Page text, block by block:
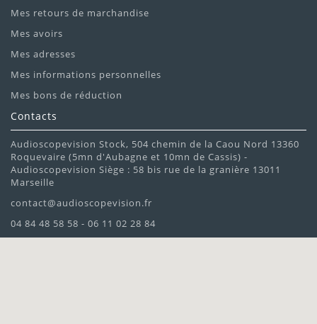
Mes retours de marchandise
Mes avoirs
Mes adresses
Mes informations personnelles
Mes bons de réduction
Contacts
Audioscopevision Stock, 504 chemin de la Caou Nord 13360
Roquevaire (5mn d'Aubagne et 10mn de Cassis) -
Audioscopevision Siège : 58 bis rue de la granière 13011
Marseille
contact@audioscopevision.fr
04 84 48 58 58 - 06 11 02 28 84